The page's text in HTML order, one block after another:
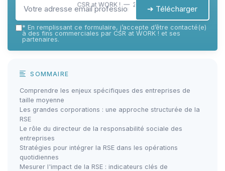
CSR at WORK ! — 2026 ➔ Télécharger
* En remplissant ce formulaire, j’accepte d’être contacté(e)
à des fins commerciales par CSR at WORK ! et ses
partenaires.
SOMMAIRE
Comprendre les enjeux spécifiques des entreprises de
taille moyenne
Les grandes corporations : une approche structurée de la
RSE
Le rôle du directeur de la responsabilité sociale des
entreprises
Stratégies pour intégrer la RSE dans les opérations
quotidiennes
Mesurer l'impact de la RSE : indicateurs clés de